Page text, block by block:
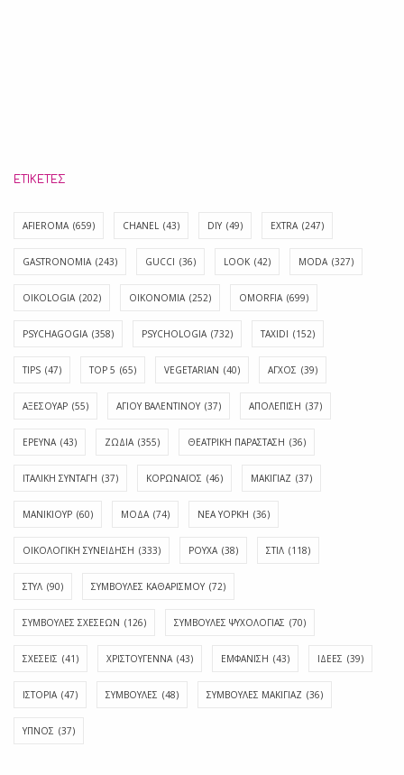
ΕΤΙΚΈΤΕΣ
AFIEROMA (659) CHANEL (43) DIY (49) EXTRA (247)
GASTRONOMIA (243) GUCCI (36) LOOK (42) MODA (327)
OIKOLOGIA (202) OIKONOMIA (252) OMORFIA (699)
PSYCHAGOGIA (358) PSYCHOLOGIA (732) TAXIDI (152)
TIPS (47) TOP 5 (65) VEGETARIAN (40) ΑΓΧΟΣ (39)
ΑΞΕΣΟΥΑΡ (55) ΑΓΊΟΥ ΒΑΛΕΝΤΊΝΟΥ (37) ΑΠΟΛΈΠΙΣΗ (37)
ΕΡΕΥΝΑ (43) ΖΩΔΙΑ (355) ΘΕΑΤΡΙΚΗ ΠΑΡΑΣΤΑΣΗ (36)
ΙΤΑΛΙΚΗ ΣΥΝΤΑΓΗ (37) ΚΟΡΩΝΑΪΟΣ (46) ΜΑΚΙΓΙΑΖ (37)
ΜΑΝΙΚΙΟΥΡ (60) ΜΟΔΑ (74) ΝΕΑ ΥΟΡΚΗ (36)
ΟΙΚΟΛΟΓΙΚΗ ΣΥΝΕΙΔΗΣΗ (333) ΡΟΥΧΑ (38) ΣΤΙΛ (118)
ΣΤΥΛ (90) ΣΥΜΒΟΥΛΕΣ ΚΑΘΑΡΙΣΜΟΥ (72)
ΣΥΜΒΟΥΛΕΣ ΣΧΕΣΕΩΝ (126) ΣΥΜΒΟΥΛΕΣ ΨΥΧΟΛΟΓΙΑΣ (70)
ΣΧΕΣΕΙΣ (41) ΧΡΙΣΤΟΥΓΕΝΝΑ (43) ΕΜΦΆΝΙΣΗ (43) ΙΔΈΕΣ (39)
ΙΣΤΟΡΊΑ (47) ΣΥΜΒΟΥΛΈΣ (48) ΣΥΜΒΟΥΛΈΣ ΜΑΚΙΓΙΆΖ (36)
ΎΠΝΟΣ (37)